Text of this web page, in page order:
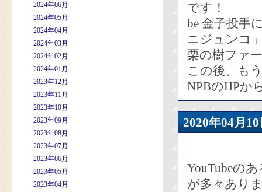
2024年06月
2024年05月
2024年04月
2024年03月
2024年02月
2024年01月
2023年12月
2023年11月
2023年10月
2023年09月
2023年08月
2023年07月
2023年06月
2023年05月
2023年04月
です！
be 金子投手
ニジュンコ
栗の樹ファ
この後、も
NPBのHPか
2020年04
YouTubeの
が多々あり